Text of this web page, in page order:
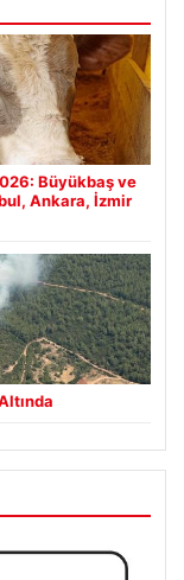
Büyükbaş ve
Ankara, İzmir